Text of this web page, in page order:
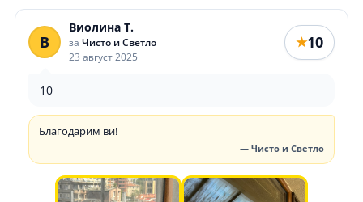
В
Виолина Т.
за Чисто и Светло
23 август 2025
★10
10
Благодарим ви!
— Чисто и Светло